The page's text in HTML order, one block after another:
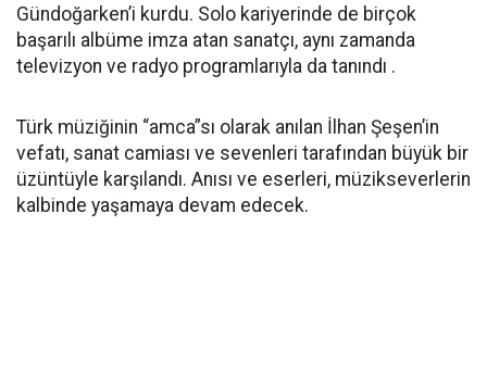
Gündoğarken’i kurdu. Solo kariyerinde de birçok
başarılı albüme imza atan sanatçı, aynı zamanda
televizyon ve radyo programlarıyla da tanındı .
Türk müziğinin “amca”sı olarak anılan İlhan Şeşen’in
vefatı, sanat camiası ve sevenleri tarafından büyük bir
üzüntüyle karşılandı. Anısı ve eserleri, müzikseverlerin
kalbinde yaşamaya devam edecek.